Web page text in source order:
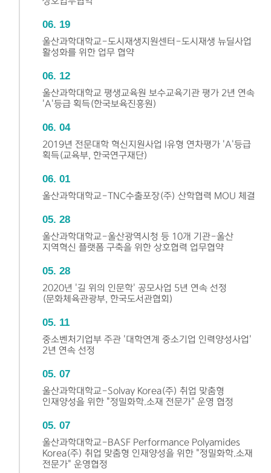
06 19
울산과학대학교-도시재생지원센터-도시재생 뉴딜사업
활성화를 위한 업무 협약
06 12
울산과학대학교 평생교육원 보수교육기관 평가 2년 연속
'A'등급 획득(한국보육진흥원)
06 04
2019년 전문대학 혁신지원사업 I유형 연차평가 'A'등급
획득(교육부, 한국연구재단)
06 01
울산과학대학교-TNC수출포장(주) 산학협력 MOU 체결
05 28
울산과학대학교-울산광역시청 등 10개 기관-울산
지역혁신 플랫폼 구축을 위한 상호협력 업무협약
05 28
2020년 '길 위의 인문학' 공모사업 5년 연속 선정
(문화체육관광부, 한국도서관협회)
05 11
중소벤처기업부 주관 '대학연계 중소기업 인력양성사업'
2년 연속 선정
05 07
울산과학대학교-Solvay Korea(주) 취업 맞춤형
인재양성을 위한 "정밀화학.소재 전문가" 운영 협정
05 07
울산과학대학교-BASF Performance Polyamides
Korea(주) 취업 맞춤형 인재양성을 위한 "정밀화학.소재
전문가" 운영협정